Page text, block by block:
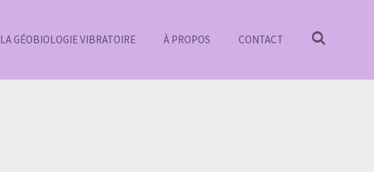
LA GÉOBIOLOGIE VIBRATOIRE À PROPOS CONTACT